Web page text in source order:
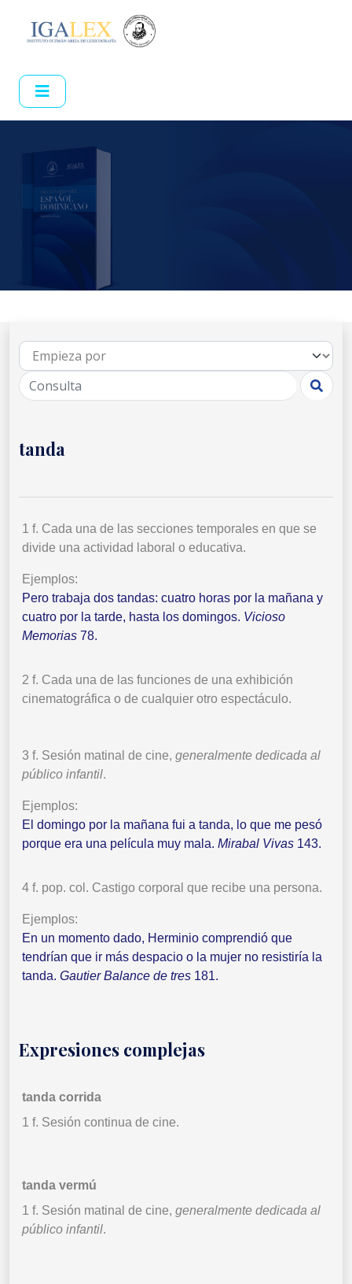
tanda
1 f. Cada una de las secciones temporales en que se
divide una actividad laboral o educativa.
Ejemplos:
Pero trabaja dos tandas: cuatro horas por la mañana y
cuatro por la tarde, hasta los domingos. Vicioso
Memorias 78.
2 f. Cada una de las funciones de una exhibición
cinematográfica o de cualquier otro espectáculo.
3 f. Sesión matinal de cine, generalmente dedicada al
público infantil.
Ejemplos:
El domingo por la mañana fui a tanda, lo que me pesó
porque era una película muy mala. Mirabal Vivas 143.
4 f. pop. col. Castigo corporal que recibe una persona.
Ejemplos:
En un momento dado, Herminio comprendió que
tendrían que ir más despacio o la mujer no resistiría la
tanda. Gautier Balance de tres 181.
Expresiones complejas
tanda corrida
1 f. Sesión continua de cine.
tanda vermú
1 f. Sesión matinal de cine, generalmente dedicada al
público infantil.